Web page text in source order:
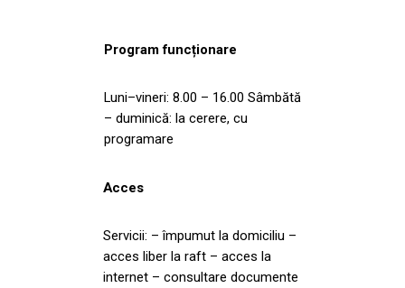
Program funcționare
Luni–vineri: 8.00 – 16.00 Sâmbătă
– duminică: la cerere, cu
programare
Acces
Servicii: – împumut la domiciliu –
acces liber la raft – acces la
internet – consultare documente